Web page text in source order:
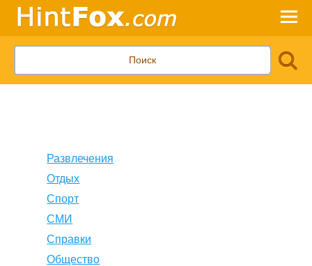
Развлечения
Отдых
Спорт
СМИ
Справки
Общество